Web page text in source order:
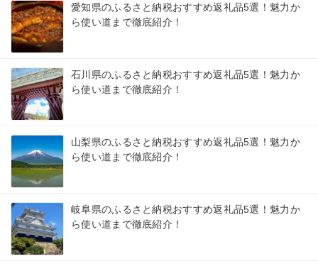
愛知県のふるさと納税おすすめ返礼品5選！魅力か
ら使い道まで徹底紹介！
石川県のふるさと納税おすすめ返礼品5選！魅力か
ら使い道まで徹底紹介！
山梨県のふるさと納税おすすめ返礼品5選！魅力か
ら使い道まで徹底紹介！
岐阜県のふるさと納税おすすめ返礼品5選！魅力か
ら使い道まで徹底紹介！